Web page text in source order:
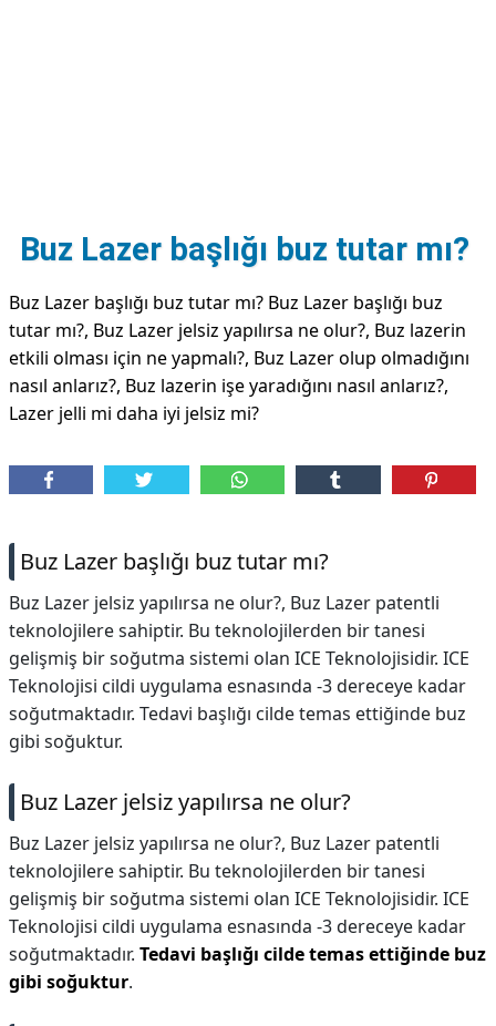
Buz Lazer başlığı buz tutar mı?
Buz Lazer başlığı buz tutar mı? Buz Lazer başlığı buz
tutar mı?, Buz Lazer jelsiz yapılırsa ne olur?, Buz lazerin
etkili olması için ne yapmalı?, Buz Lazer olup olmadığını
nasıl anlarız?, Buz lazerin işe yaradığını nasıl anlarız?,
Lazer jelli mi daha iyi jelsiz mi?
Buz Lazer başlığı buz tutar mı?
Buz Lazer jelsiz yapılırsa ne olur?, Buz Lazer patentli
teknolojilere sahiptir. Bu teknolojilerden bir tanesi
gelişmiş bir soğutma sistemi olan ICE Teknolojisidir. ICE
Teknolojisi cildi uygulama esnasında -3 dereceye kadar
soğutmaktadır. Tedavi başlığı cilde temas ettiğinde buz
gibi soğuktur.
Buz Lazer jelsiz yapılırsa ne olur?
Buz Lazer jelsiz yapılırsa ne olur?, Buz Lazer patentli
teknolojilere sahiptir. Bu teknolojilerden bir tanesi
gelişmiş bir soğutma sistemi olan ICE Teknolojisidir. ICE
Teknolojisi cildi uygulama esnasında -3 dereceye kadar
soğutmaktadır. Tedavi başlığı cilde temas ettiğinde buz
gibi soğuktur.